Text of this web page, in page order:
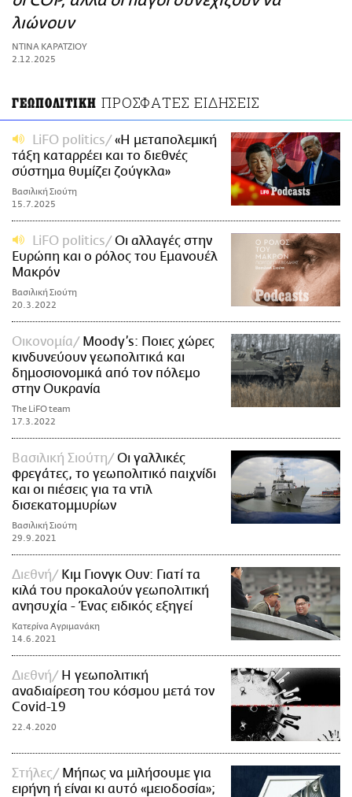
ΑΜΠΑ
PRINT
λιώνουν
ΝΤΙΝΑ ΚΑΡΑΤΖΙΟΥ
2.12.2025
ΓΕΩΠΟΛΙΤΙΚΗ ΠΡΟΣΦΑΤΕΣ ΕΙΔΗΣΕΙΣ
LiFO politics
«Η μεταπολεμική
τάξη καταρρέει και το διεθνές
σύστημα θυμίζει ζούγκλα»
Βασιλική Σιούτη
15.7.2025
LiFO politics
Οι αλλαγές στην
Ευρώπη και ο ρόλος του Εμανουέλ
Μακρόν
Βασιλική Σιούτη
20.3.2022
Οικονομία
Moody’s: Ποιες χώρες
κινδυνεύουν γεωπολιτικά και
δημοσιονομικά από τον πόλεμο
στην Ουκρανία
The LiFO team
17.3.2022
Βασιλική Σιούτη
Οι γαλλικές
φρεγάτες, το γεωπολιτικό παιχνίδι
και οι πιέσεις για τα ντιλ
δισεκατομμυρίων
Βασιλική Σιούτη
29.9.2021
Διεθνή
Κιμ Γιονγκ Ουν: Γιατί τα
κιλά του προκαλούν γεωπολιτική
ανησυχία - Ένας ειδικός εξηγεί
Κατερίνα Αγριμανάκη
14.6.2021
Διεθνή
Η γεωπολιτική
αναδιαίρεση του κόσμου μετά τον
Covid-19
22.4.2020
Στήλες
Μήπως να μιλήσουμε για
ειρήνη ή είναι κι αυτό «μειοδοσία»;